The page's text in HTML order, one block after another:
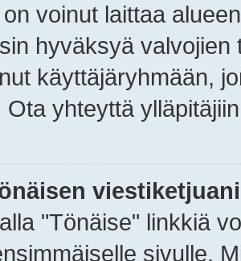
voinut laittaa
hyväksyä
käyttäjäryhmään,
Ota yhteyttä
"Tönäise" linkkiä
sivulle.